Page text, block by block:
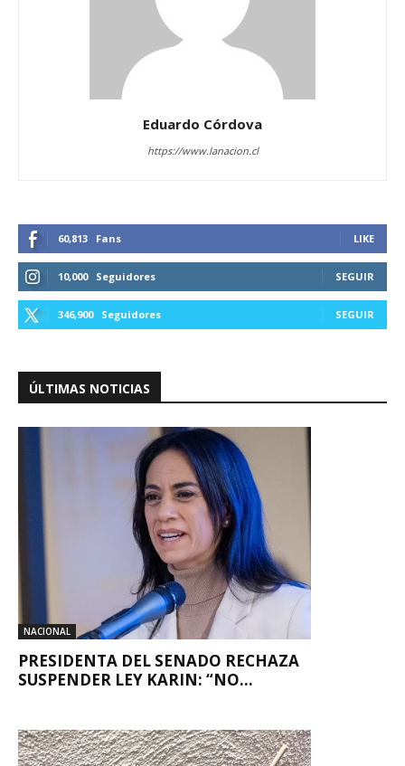
Eduardo Córdova
https://www.lanacion.cl
60,813 Fans LIKE
10,000 Seguidores SEGUIR
346,900 Seguidores SEGUIR
ÚLTIMAS NOTICIAS
NACIONAL
PRESIDENTA DEL SENADO RECHAZA
SUSPENDER LEY KARIN: “NO...